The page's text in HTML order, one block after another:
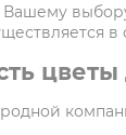
Вашему